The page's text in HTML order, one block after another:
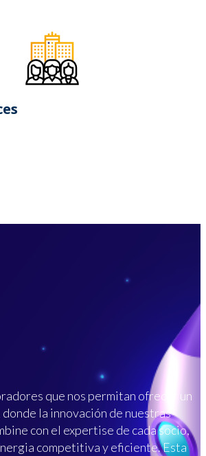
estratégicas con
que nos permitan ofrecer un
la innovación de nuestras
con el expertise de cada socio,
competitiva y eficiente. Esta